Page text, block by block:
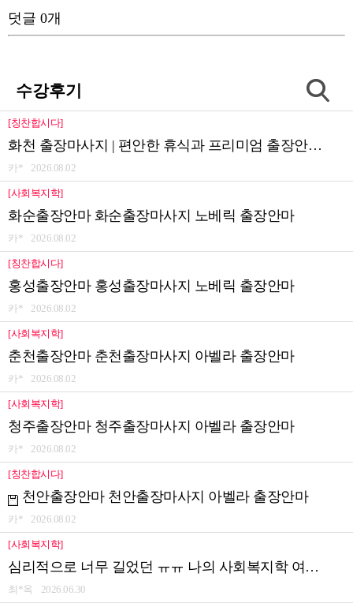
덧글 0개
수강후기
[칭찬합시다]
화천 출장마사지 | 편안한 휴식과 프리미엄 출장안마 ..
카* 2026.08.02
[사회복지학]
화순출장안마 화순출장마사지 노베릭 출장안마
카* 2026.08.02
[칭찬합시다]
홍성출장안마 홍성출장마사지 노베릭 출장안마
카* 2026.08.02
[사회복지학]
춘천출장안마 춘천출장마사지 아벨라 출장안마
카* 2026.08.02
[사회복지학]
청주출장안마 청주출장마사지 아벨라 출장안마
카* 2026.08.02
[칭찬합시다]
천안출장안마 천안출장마사지 아벨라 출장안마
카* 2026.08.02
[사회복지학]
심리적으로 너무 길었던 ㅠㅠ 나의 사회복지학 여정의..
최*옥 2026.06.30